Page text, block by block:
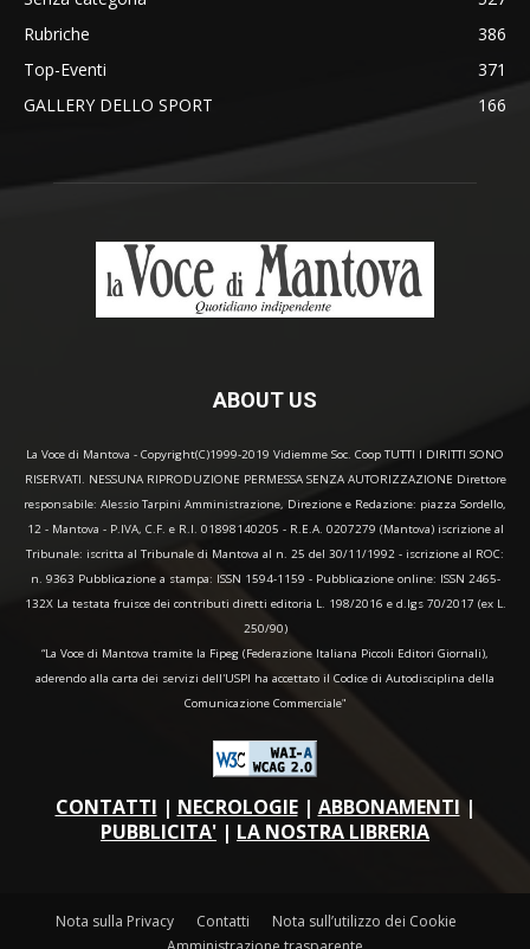
Rubriche
386
Top-Eventi
371
GALLERY DELLO SPORT
166
ABOUT US
La Voce di Mantova - Copyright(C)1999-2019 Vidiemme Soc. Coop TUTTI I DIRITTI SONO
RISERVATI. NESSUNA RIPRODUZIONE PERMESSA SENZA AUTORIZZAZIONE Direttore
responsabile: Alessio Tarpini Amministrazione, Direzione e Redazione: piazza Sordello,
12 - Mantova - P.IVA, C.F. e R.I. 01898140205 - R.E.A. 0207279 (Mantova) iscrizione al
Tribunale: iscritta al Tribunale di Mantova al n. 25 del 30/11/1992 - iscrizione al ROC:
n. 9363 Pubblicazione a stampa: ISSN 1594-1159 - Pubblicazione online: ISSN 2465-
132X La testata fruisce dei contributi diretti editoria L. 198/2016 e d.lgs 70/2017 (ex L.
250/90)
“La Voce di Mantova tramite la Fipeg (Federazione Italiana Piccoli Editori Giornali),
aderendo alla carta dei servizi dell'USPI ha accettato il Codice di Autodisciplina della
Comunicazione Commerciale"
CONTATTI | NECROLOGIE| ABBONAMENTI |
PUBBLICITA' | LA NOSTRA LIBRERIA
Nota sulla Privacy Contatti
Nota sull’utilizzo dei Cookie